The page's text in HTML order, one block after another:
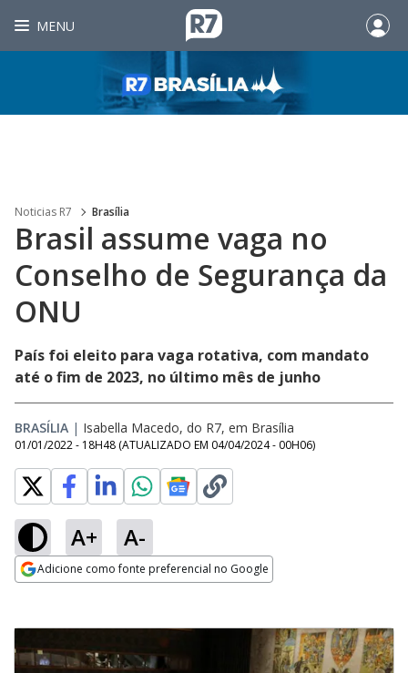
MENU
Noticias R7 Brasília
Brasil assume vaga no
Conselho de Segurança da
ONU
País foi eleito para vaga rotativa, com mandato
até o fim de 2023, no último mês de junho
BRASÍLIA | Isabella Macedo, do R7, em Brasília
01/01/2022 - 18H48 (ATUALIZADO EM 04/04/2024 - 00H06)
A+ A-
Adicione como fonte preferencial no Google